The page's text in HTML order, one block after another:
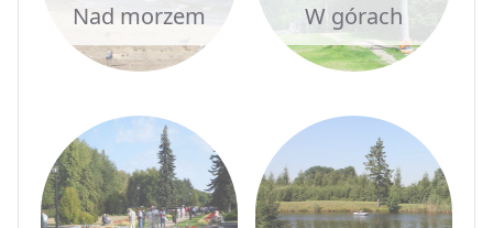
Nad morzem W górach